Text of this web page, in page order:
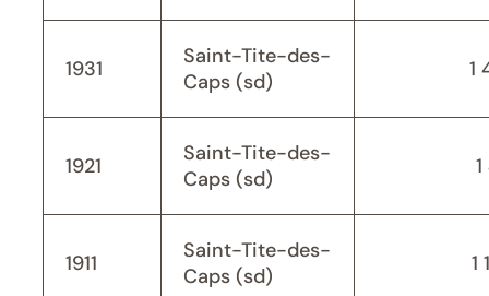
1931
Saint-Tite-des-
Caps (sd)
1
1921
Saint-Tite-des-
Caps (sd)
1
1911
Saint-Tite-des-
Caps (sd)
1